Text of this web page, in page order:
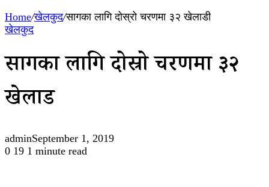
Home/खेलकुद/सागका लागि दोस्रो चरणमा ३२ खेलाडी
खेलकुद
सागका लागि दोस्रो चरणमा ३२
खेलाडी
adminSeptember 1, 2019
0 19 1 minute read